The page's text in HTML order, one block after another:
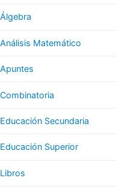
Álgebra
Análisis Matemático
Apuntes
Combinatoria
Educación Secundaria
Educación Superior
Libros